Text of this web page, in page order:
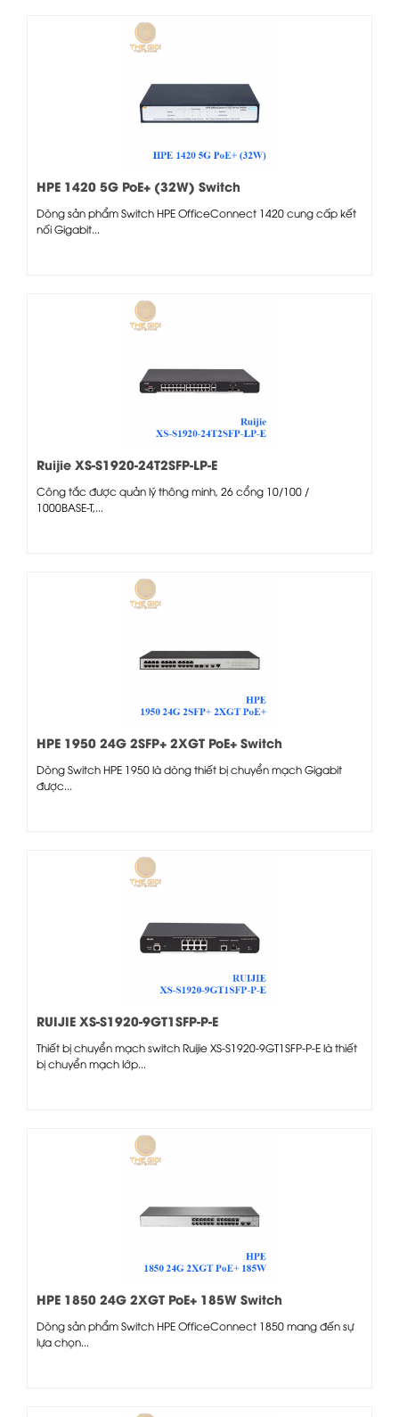
HPE 1420 5G PoE+ (32W) Switch
Dòng sản phẩm Switch HPE OfficeConnect 1420 cung cấp kết
nối Gigabit...
Ruijie XS-S1920-24T2SFP-LP-E
Công tắc được quản lý thông minh, 26 cổng 10/100 /
1000BASE-T,...
HPE 1950 24G 2SFP+ 2XGT PoE+ Switch
Dòng Switch HPE 1950 là dòng thiết bị chuyển mạch Gigabit
được...
RUIJIE XS-S1920-9GT1SFP-P-E
Thiết bị chuyển mạch switch Ruijie XS-S1920-9GT1SFP-P-E là thiết
bị chuyển mạch lớp...
HPE 1850 24G 2XGT PoE+ 185W Switch
Dòng sản phẩm Switch HPE OfficeConnect 1850 mang đến sự
lựa chọn...